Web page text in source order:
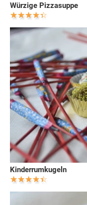
Würzige Pizzasuppe
Kinderrumkugeln